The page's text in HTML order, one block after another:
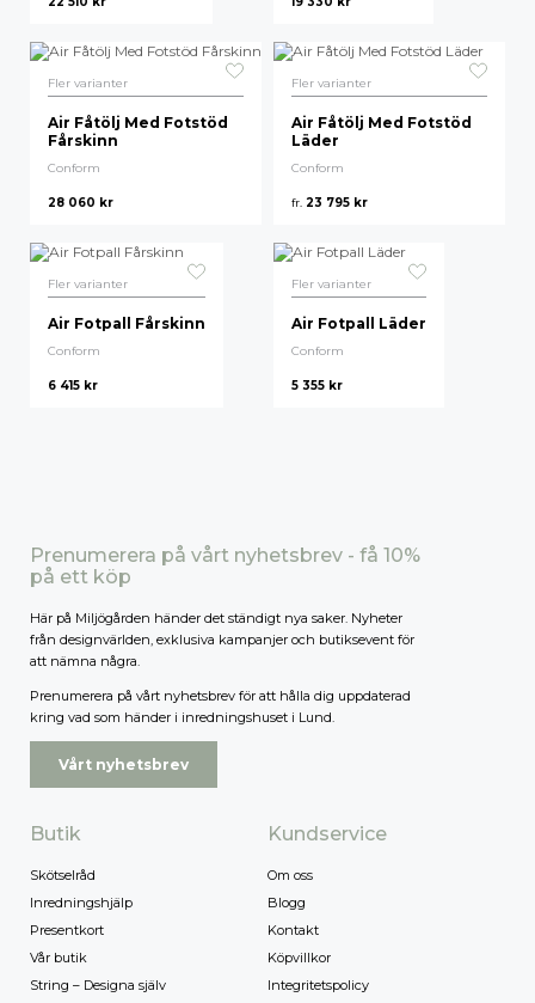
Högsta pris
Fler varianter
Air Fåtölj Med Fotstöd
Fårskinn
Conform
28 060 kr
Fler varianter
Air Fåtölj Med Fotstöd
Läder
Conform
fr. 23 795 kr
Fler varianter
Air Fotpall Fårskinn
Conform
6 415 kr
Fler varianter
Air Fotpall Läder
Conform
5 355 kr
Prenumerera på vårt nyhetsbrev - få 10%
på ett köp
Här på Miljögården händer det ständigt nya saker. Nyheter
från designvärlden, exklusiva kampanjer och butiksevent för
att nämna några.
Prenumerera på vårt nyhetsbrev för att hålla dig uppdaterad
kring vad som händer i inredningshuset i Lund.
Vårt nyhetsbrev
Butik
Skötselråd
Inredningshjälp
Presentkort
Vår butik
String – Designa själv
Kundservice
Om oss
Blogg
Kontakt
Köpvillkor
Integritetspolicy